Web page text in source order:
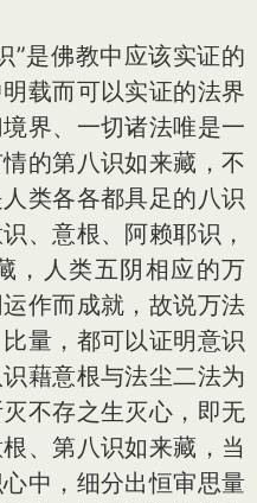
是佛教中应该实证的
载而可以实证的法界
界、一切诸法唯是一
的第八识如来藏，不
类各各都具足的八识
、意根、阿赖耶识，
，人类五阴相应的万
作而成就，故说万法
量，都可以证明意识
藉意根与法尘二法为
不存之生灭心，即无
、第八识如来藏，当
中，细分出恒审思量